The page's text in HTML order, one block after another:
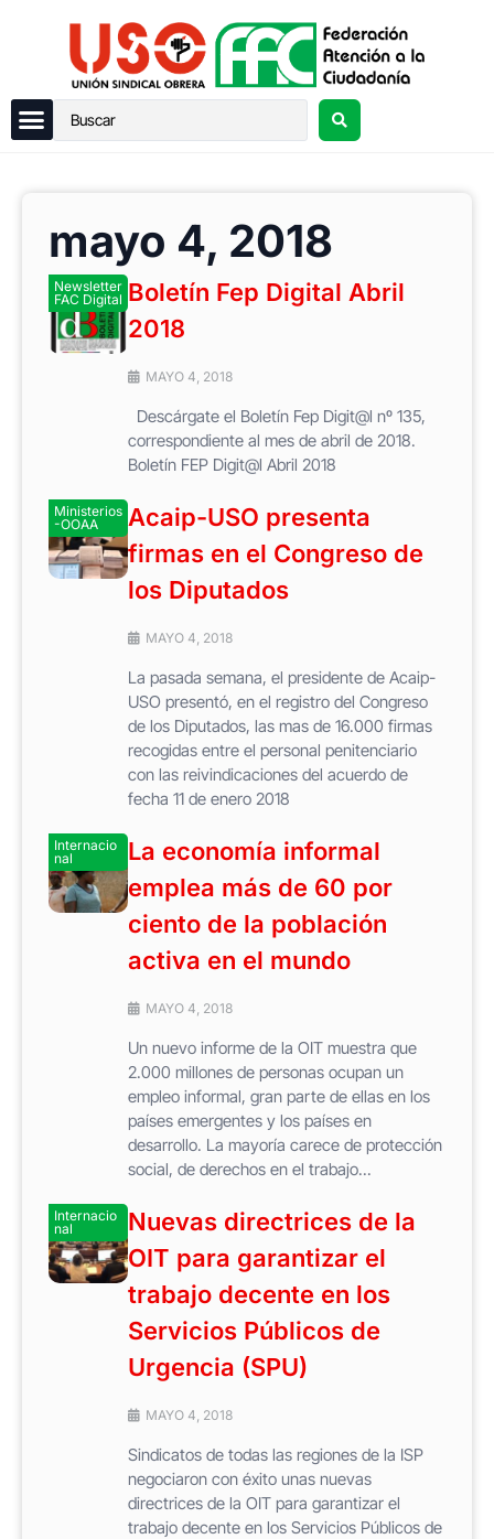
mayo 4, 2018
Newsletter
FAC Digital Boletín Fep Digital Abril
2018
MAYO 4, 2018
Descárgate el Boletín Fep Digit@l nº 135,
correspondiente al mes de abril de 2018.
Boletín FEP Digit@l Abril 2018
Ministerios
-OOAA
Acaip-USO presenta
firmas en el Congreso de
los Diputados
MAYO 4, 2018
La pasada semana, el presidente de Acaip-
USO presentó, en el registro del Congreso
de los Diputados, las mas de 16.000 firmas
recogidas entre el personal penitenciario
con las reivindicaciones del acuerdo de
fecha 11 de enero 2018
Internacio
nal
La economía informal
emplea más de 60 por
ciento de la población
activa en el mundo
MAYO 4, 2018
Un nuevo informe de la OIT muestra que
2.000 millones de personas ocupan un
empleo informal, gran parte de ellas en los
países emergentes y los países en
desarrollo. La mayoría carece de protección
social, de derechos en el trabajo...
Internacio
nal
Nuevas directrices de la
OIT para garantizar el
trabajo decente en los
Servicios Públicos de
Urgencia (SPU)
MAYO 4, 2018
Sindicatos de todas las regiones de la ISP
negociaron con éxito unas nuevas
directrices de la OIT para garantizar el
trabajo decente en los Servicios Públicos de